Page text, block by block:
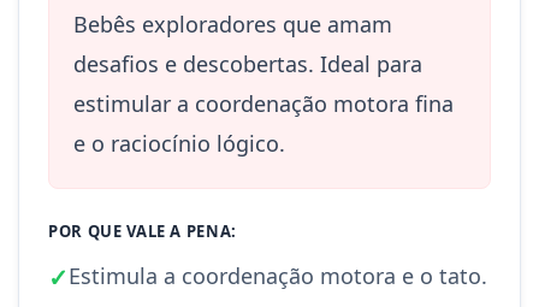
Bebês exploradores que amam
desafios e descobertas. Ideal para
estimular a coordenação motora fina
e o raciocínio lógico.
POR QUE VALE A PENA:
✓Estimula a coordenação motora e o tato.